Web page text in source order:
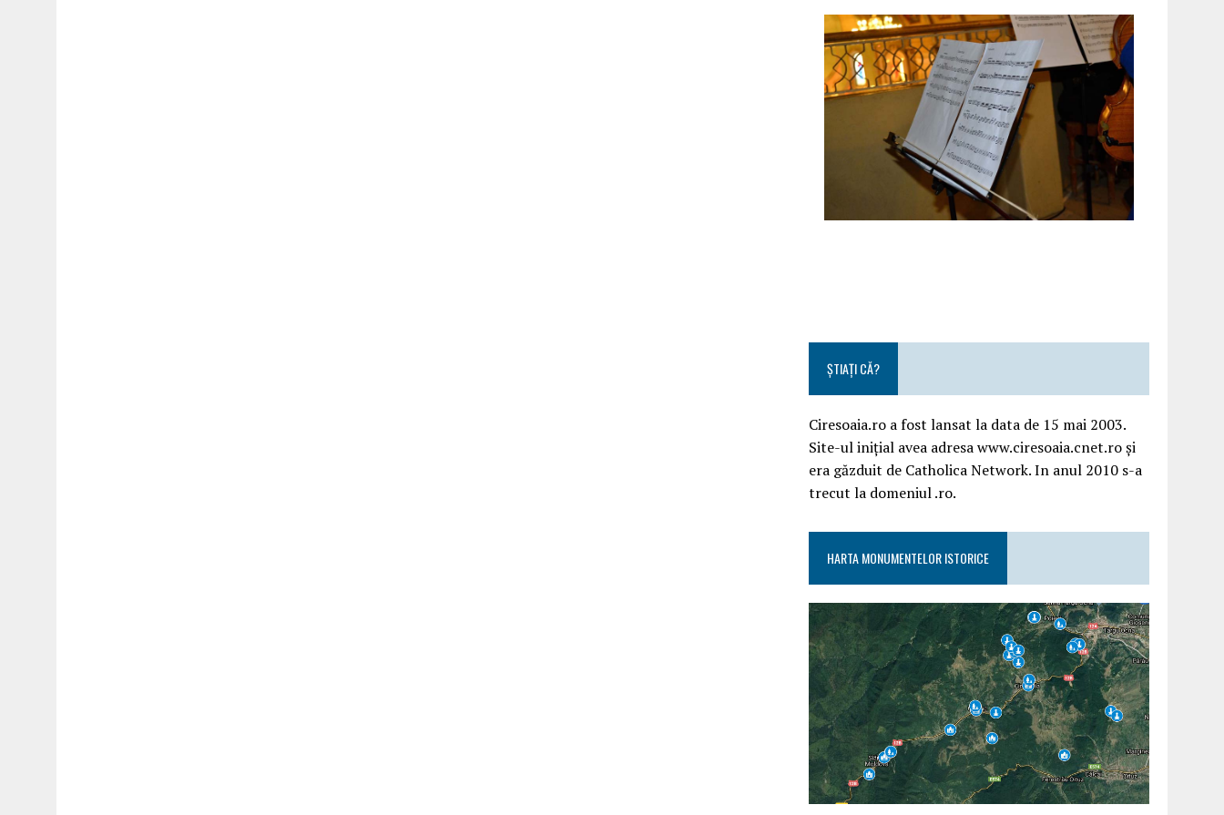
ȘTIAȚI CĂ?
Ciresoaia.ro a fost lansat la data de 15 mai 2003.
Site-ul inițial avea adresa www.ciresoaia.cnet.ro și
era găzduit de Catholica Network. In anul 2010 s-a
trecut la domeniul .ro.
HARTA MONUMENTELOR ISTORICE